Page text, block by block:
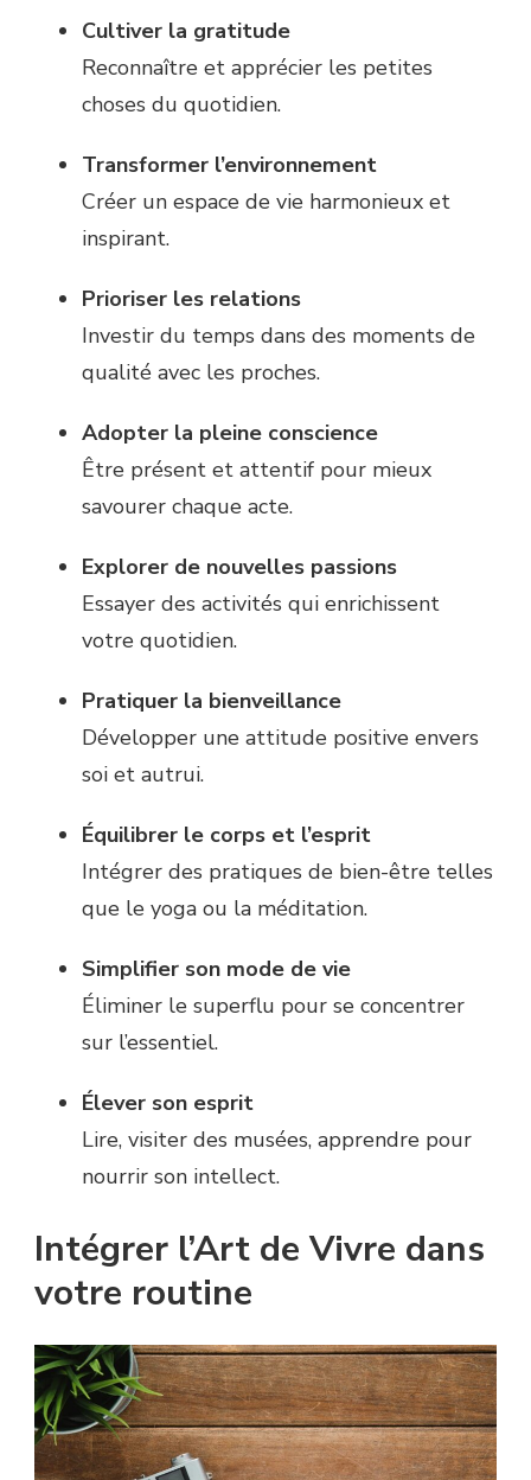
Cultiver la gratitude
Reconnaître et apprécier les petites
choses du quotidien.
Transformer l’environnement
Créer un espace de vie harmonieux et
inspirant.
Prioriser les relations
Investir du temps dans des moments de
qualité avec les proches.
Adopter la pleine conscience
Être présent et attentif pour mieux
savourer chaque acte.
Explorer de nouvelles passions
Essayer des activités qui enrichissent
votre quotidien.
Pratiquer la bienveillance
Développer une attitude positive envers
soi et autrui.
Équilibrer le corps et l’esprit
Intégrer des pratiques de bien-être telles
que le yoga ou la méditation.
Simplifier son mode de vie
Éliminer le superflu pour se concentrer
sur l’essentiel.
Élever son esprit
Lire, visiter des musées, apprendre pour
nourrir son intellect.
Intégrer l’Art de Vivre dans
votre routine